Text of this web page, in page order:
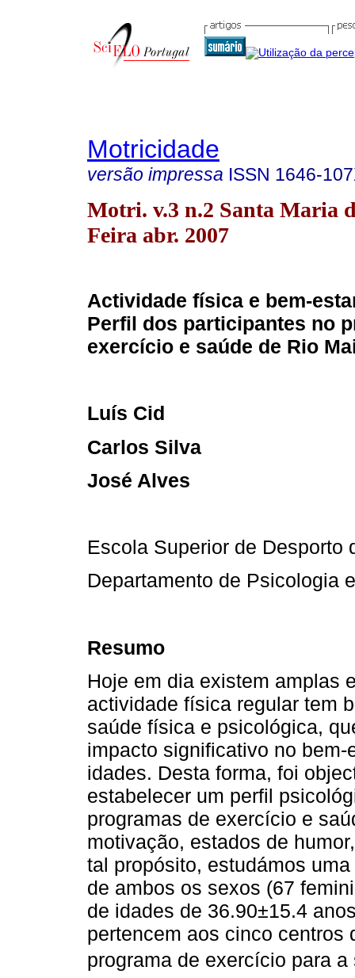
Motricidade
versão impressa ISSN 1646-
Motri. v.3 n.2 Santa Maria
Feira abr. 2007
Actividade física e bem-
Perfil dos participantes no
exercício e saúde de Rio
Luís Cid
Carlos Silva
José Alves
Escola Superior de Desporto
Departamento de Psicologia
Resumo
Hoje em dia existem amplas
actividade física regular tem
saúde física e psicológica,
impacto significativo no
idades. Desta forma, foi
estabelecer um perfil
programas de exercício e
motivação, estados de
tal propósito, estudámos
de ambos os sexos (67
de idades de 36.90±15.4
pertencem aos cinco centros
programa de exercício para a